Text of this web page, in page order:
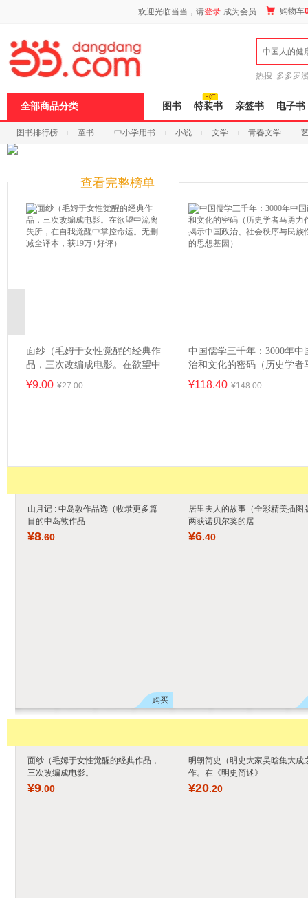
欢迎光临当当，请登录 成为会员 购物车
中国人的健
热搜: 多多罗
全部商品分类 图书 特装书 亲签书 电子书
图书排行榜 童书 中小学用书 小说 文学 青春文学
科技
查看完整榜单
面纱（毛姆于女性觉醒的经典作
品，三次改编成电影。在欲望中
流离失所，在自我觉醒中掌控命
¥9.00 ¥27.00
中国儒学三千年：3000年中
治和文化的密码（历史学者
力作，揭示中国政治、社会
¥118.40 ¥148.00
山月记 : 中岛敦作品选（收录更多篇
目的中岛敦作品
¥8.60
购买
居里夫人的故事（全彩精美插图
两获诺贝尔奖的居
¥6.40
面纱（毛姆于女性觉醒的经典作品，
三次改编成电影。
¥9.00
明朝简史（明史大家吴晗集大成
作。在《明史简述》
¥20.20
页
按
Ctrl